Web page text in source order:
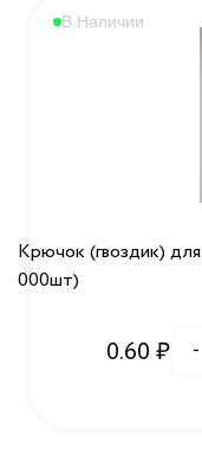
Крючок (гвоздик)
000шт)
В Наличии
0.60 ₽ -